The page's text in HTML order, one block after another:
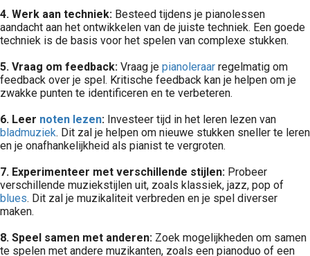
4. Werk aan techniek: Besteed tijdens je pianolessen
aandacht aan het ontwikkelen van de juiste techniek. Een goede
techniek is de basis voor het spelen van complexe stukken.
5. Vraag om feedback: Vraag je pianoleraar regelmatig om
feedback over je spel. Kritische feedback kan je helpen om je
zwakke punten te identificeren en te verbeteren.
6. Leer noten lezen: Investeer tijd in het leren lezen van
bladmuziek. Dit zal je helpen om nieuwe stukken sneller te leren
en je onafhankelijkheid als pianist te vergroten.
7. Experimenteer met verschillende stijlen: Probeer
verschillende muziekstijlen uit, zoals klassiek, jazz, pop of
blues. Dit zal je muzikaliteit verbreden en je spel diverser
maken.
8. Speel samen met anderen: Zoek mogelijkheden om samen
te spelen met andere muzikanten, zoals een pianoduo of een